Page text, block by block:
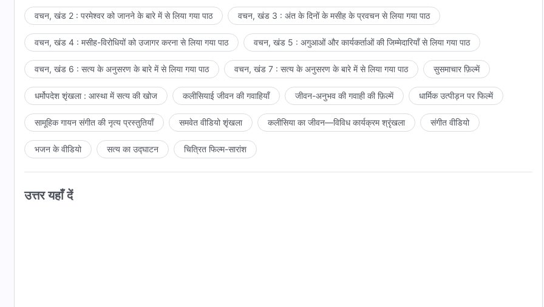
वचन, खंड 2 : परमेश्वर को जानने के बारे में से लिया गया पाठ वचन, खंड 3 : अंत के दिनों के मसीह के प्रवचन से लिया गया पाठ
वचन, खंड 4 : मसीह-विरोधियों को उजागर करना से लिया गया पाठ वचन, खंड 5 : अगुआओं और कार्यकर्ताओं की जिम्मेदारियाँ से लिया गया पाठ
वचन, खंड 6 : सत्य के अनुसरण के बारे में से लिया गया पाठ वचन, खंड 7 : सत्य के अनुसरण के बारे में से लिया गया पाठ सुसमाचार फ़िल्में
धर्मोपदेश शृंखला : आस्था में सत्य की खोज कलीसियाई जीवन की गवाहियाँ जीवन-अनुभव की गवाही की फ़िल्में धार्मिक उत्पीड़न पर फिल्में
सामूहिक गायन संगीत की नृत्य प्रस्तुतियाँ समवेत वीडियो शृंखला कलीसिया का जीवन—विविध कार्यक्रम श्रृंखला संगीत वीडियो
भजन के वीडियो सत्य का उद्घाटन चित्रित फिल्म-सारांश
उत्तर यहाँ दें